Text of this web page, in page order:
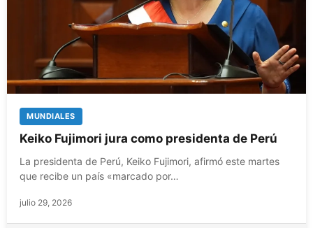
MUNDIALES
Keiko Fujimori jura como presidenta de Perú
La presidenta de Perú, Keiko Fujimori, afirmó este martes
que recibe un país «marcado por…
julio 29, 2026